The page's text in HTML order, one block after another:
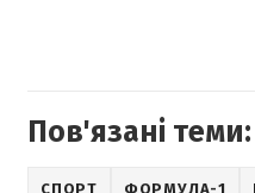
Пов'язані теми:
СПОРТ ФОРМУЛА-1